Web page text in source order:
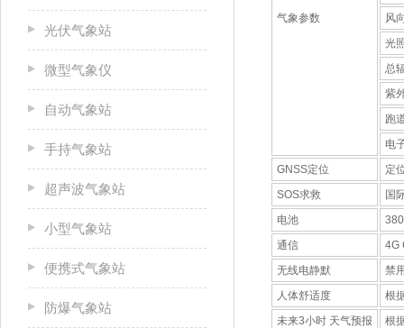
光伏气象站
微型气象仪
自动气象站
手持气象站
超声波气象站
小型气象站
便携式气象站
防爆气象站
气象参数
风
光
总
紫
跑
电
GNSS定位
定
SOS求救
国
电池
通信
4G
无线电静默
禁
人体舒适度
根
未来3小时 天气预报
根